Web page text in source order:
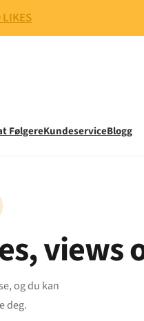
LIKES
FølgereKundeserviceBlogg
views
og du kan
deg.